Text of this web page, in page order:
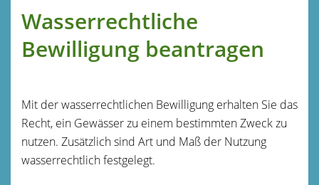
Wasserrechtliche
Bewilligung beantragen
Mit der wasserrechtlichen Bewilligung erhalten Sie das
Recht, ein Gewässer zu einem bestimmten Zweck zu
nutzen. Zusätzlich sind Art und Maß der Nutzung
wasserrechtlich festgelegt.